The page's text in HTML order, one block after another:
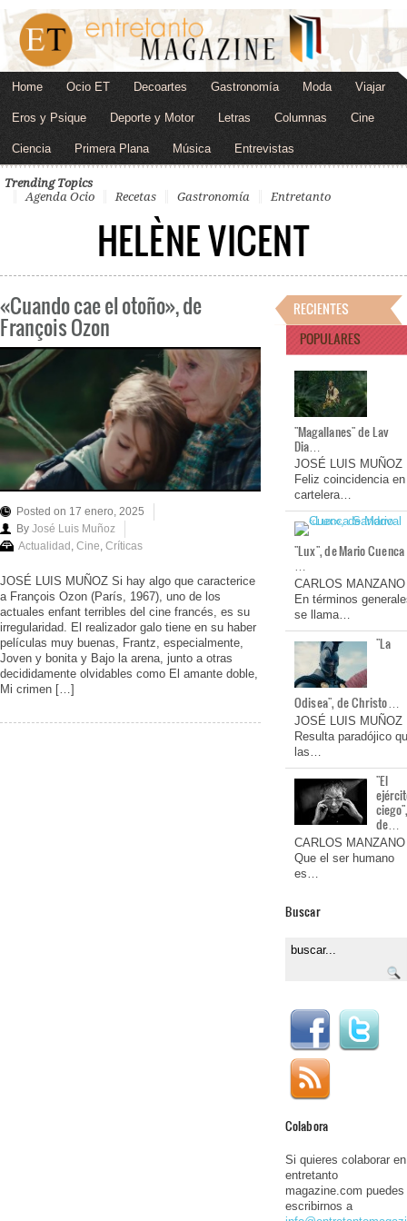
Home Ocio ET Decoartes Gastronomía Moda Viajar
Eros y Psique Deporte y Motor Letras Columnas Cine
Ciencia Primera Plana Música Entrevistas
Trending Topics
Agenda Ocio
Recetas Gastronomía Entretanto
HELÈNE VICENT
«Cuando cae el otoño», de
François Ozon
Posted on 17 enero, 2025
By José Luis Muñoz
Actualidad, Cine, Críticas
JOSÉ LUIS MUÑOZ Si hay algo que caracterice
a François Ozon (París, 1967), uno de los
actuales enfant terribles del cine francés, es su
irregularidad. El realizador galo tiene en su haber
películas muy buenas, Frantz, especialmente,
Joven y bonita y Bajo la arena, junto a otras
decididamente olvidables como El amante doble,
Mi crimen […]
RECIENTES
POPULARES
"Magallanes" de Lav
Dia…
JOSÉ LUIS MUÑOZ
Feliz coincidencia en
cartelera…
"Lux", de Mario Cuenca
…
CARLOS MANZANO
En términos
se llama…
"La
Odisea", de Christo…
JOSÉ LUIS MUÑOZ
Resulta paradójico
las…
"El
de…
CARLOS MANZANO
Que el ser humano
es…
Buscar
Colabora
Si quieres colaborar en
entretanto
magazine.com puedes
escribirnos a